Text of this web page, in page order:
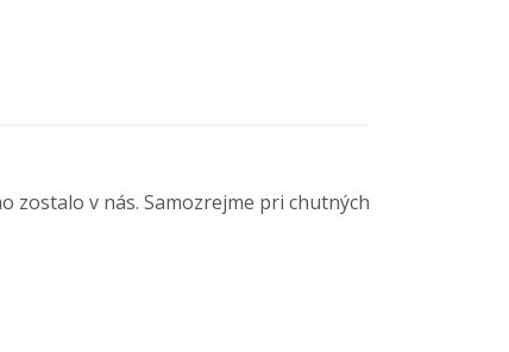
zostalo v nás. Samozrejme pri chutných